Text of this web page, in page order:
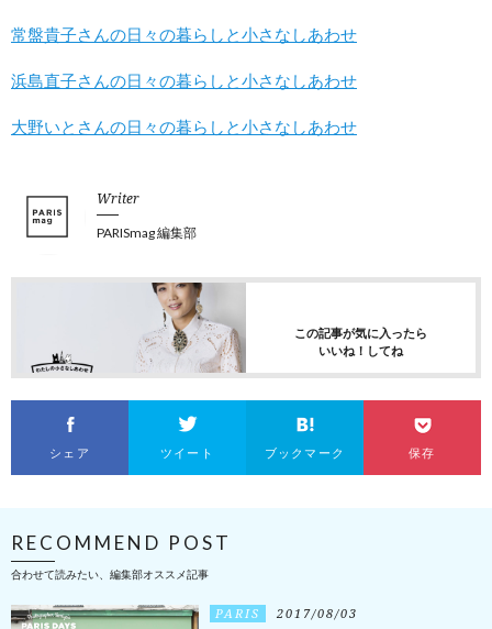
常盤貴子さんの日々の暮らしと小さなしあわせ
浜島直子さんの日々の暮らしと小さなしあわせ
大野いとさんの日々の暮らしと小さなしあわせ
Writer
PARISmag 編集部
この記事が気に入ったら
いいね！してね
シェア ツイート ブックマーク 保存
RECOMMEND POST
合わせて読みたい、編集部オススメ記事
PARIS 2017/08/03